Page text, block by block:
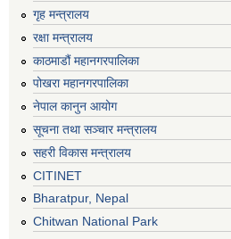
गृह मन्त्रालय
रक्षा मन्त्रालय
काठमाडौं महानगरपालिका
पोखरा महानगरपालिका
नेपाल कानुन आयोग
सूचना तथा सञ्चार मन्त्रालय
सहरी विकास मन्त्रालय
CITINET
Bharatpur, Nepal
Chitwan National Park